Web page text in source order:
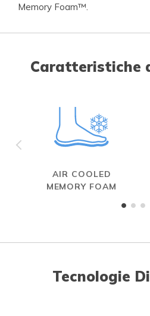
Memory Foam™.
Caratteristiche
AIR COOLED
MEMORY FOAM
Tecnologie